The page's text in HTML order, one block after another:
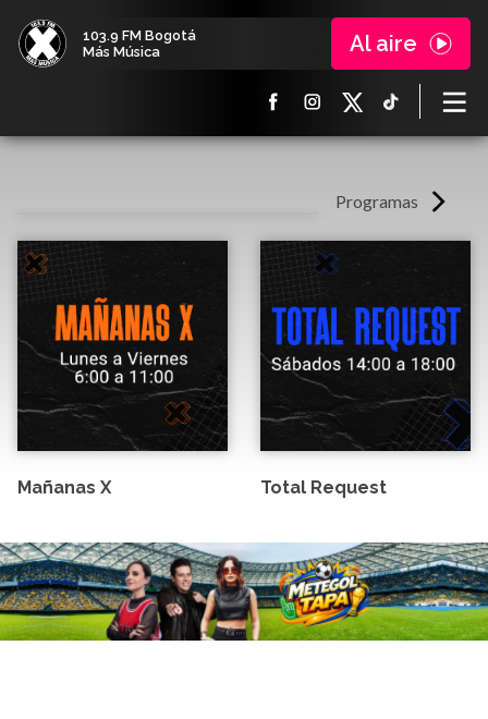
103.9 FM Bogotá
Más Música
Al aire
Programas
Mañanas X Total Request